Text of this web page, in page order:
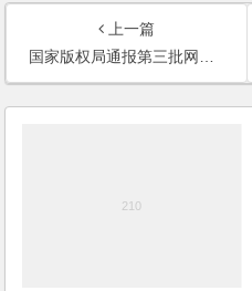
上一篇
国家版权局通报第三批网络侵权盗版案件查办情况